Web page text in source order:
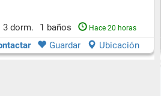
3 dorm. 1 baños Hace 20 horas
Guardar Ubicación